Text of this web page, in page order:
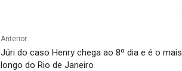
Anterior
Júri do caso Henry chega ao 8º dia e é o mais
longo do Rio de Janeiro